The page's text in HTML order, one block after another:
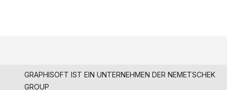
GRAPHISOFT IST EIN UNTERNEHMEN DERNEMETSCHEK
GROUP